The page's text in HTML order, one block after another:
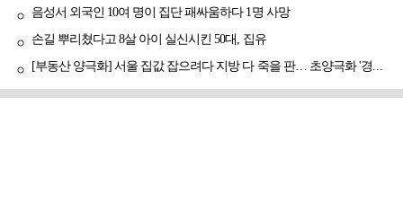
음성서 외국인 10여 명이 집단 패싸움하다 1명 사망
손길 뿌리쳤다고 8살 아이 실신시킨 50대, 집유
[부동산 양극화] 서울 집값 잡으려다 지방 다 죽을 판… 초양극화 '경고등'